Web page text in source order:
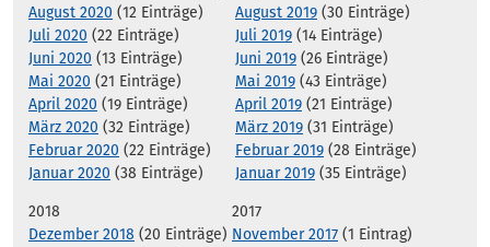
August 2020 (12 Einträge)
Juli 2020 (22 Einträge)
Juni 2020 (13 Einträge)
Mai 2020 (21 Einträge)
April 2020 (19 Einträge)
März 2020 (32 Einträge)
Februar 2020 (22 Einträge)
Januar 2020 (38 Einträge)
August 2019 (30 Einträge)
Juli 2019 (14 Einträge)
Juni 2019 (26 Einträge)
Mai 2019 (43 Einträge)
April 2019 (21 Einträge)
März 2019 (31 Einträge)
Februar 2019 (28 Einträge)
Januar 2019 (35 Einträge)
2018
Dezember 2018 (20 Einträge)
2017
November 2017 (1 Eintrag)